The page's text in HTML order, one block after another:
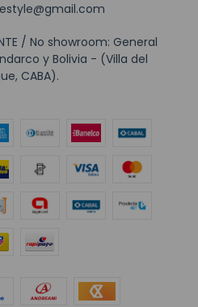
/ No showroom: General
y Bolivia - (Villa del
CABA).